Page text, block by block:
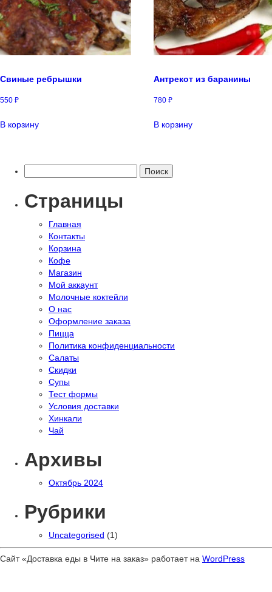
Свиные ребрышки
550 ₽
В корзину
Антрекот из баранины
780₽
В корзину
Страницы
Главная
Контакты
Корзина
Кофе
Магазин
Мой аккаунт
Молочные коктейли
О нас
Оформление заказа
Пицца
Политика конфиденциальности
Салаты
Скидки
Супы
Тест формы
Условия доставки
Хинкали
Чай
Архивы
Октябрь 2024
Рубрики
Uncategorised (1)
Сайт «Доставка еды в Чите на заказ» работает на WordPress